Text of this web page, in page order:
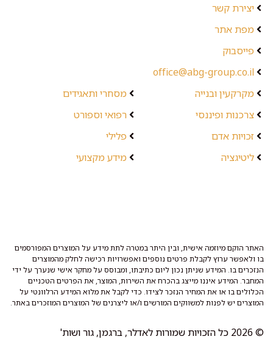
יצירת קשר
מפת אתר
פייסבוק
office@abg-group.co.il
מקרקעין ובנייה
צרכנות ופיננסי
זכויות אדם
ליטיגציה
מסחרי ותאגידים
רפואי וספורט
פלילי
מידע מקצועי
האתר הוקם מיוזמה אישית, ובין היתר במטרה לתת מידע על המוצרים המפורסמים
בו ולאפשר ערוץ לקבלת פרטים נוספים ואפשרויות רכישה לחלק מהמוצרים
הנזכרים בו. המידע שניתן נכון ליום כתיבתו, ומבוסס על מחקר אישי שנערך על ידי
המחבר. המידע איננו מייצג בהכרח את השירות, המוצר, את הפרטים הטכניים
הכלולים בו או את המחיר הנזכר לצידו. כדי לקבל את מלוא המידע הרלוונטי על
המוצרים יש לפנות למשווקים המורשים ו/או ליצרנים של המוצרים המוזכרים באתר.
© 2026 כל הזכויות שמורות לאדלר, ברגמן, גור ושות'